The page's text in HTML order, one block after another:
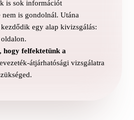
is sok információt
is gondolnál. Utána
egy alap kivizsgálás:
hogy felfektetünk a
átjárhatósági vizsgálatra